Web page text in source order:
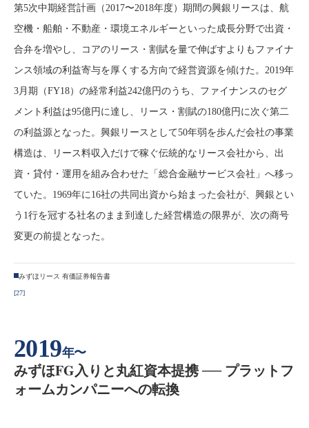
第5次中期経営計画（2017〜2018年度）期間の興銀リースは、航
空機・船舶・不動産・環境エネルギーといった成長分野で出資・
合弁を増やし、コアのリース・割賦を量で伸ばすよりもファイナ
ンス領域の利益寄与を厚くする方向で経営資源を傾けた。2019年
3月期（FY18）の経常利益242億円のうち、ファイナンスのセグ
メント利益は95億円に達し、リース・割賦の180億円に次ぐ第二
の利益源となった。興銀リースとして50年弱を歩んだ会社の事業
構造は、リース料収入だけで稼ぐ伝統的なリース会社から、出
資・貸付・運用を組み合わせた「総合金融サービス会社」へ移っ
ていた。1969年に16社の共同出資から始まった会社が、興銀とい
う1行を冠する社名のまま到達した経営構造の限界が、次の商号
変更の前提となった。
みずほリース 有価証券報告書
[27]
2019年〜
みずほFG入りと丸紅資本提携 ── プラットフ
ォームカンパニーへの転換